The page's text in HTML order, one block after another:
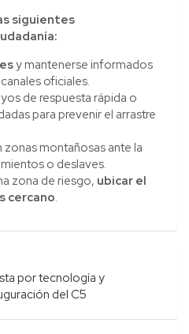
siguientes
y mantenerse informados
oficiales.
de respuesta rápida o
para prevenir el arrastre
zonas montañosas ante la
o deslaves.
zona de riesgo, ubicar el
cercano.
por tecnología y
del C5